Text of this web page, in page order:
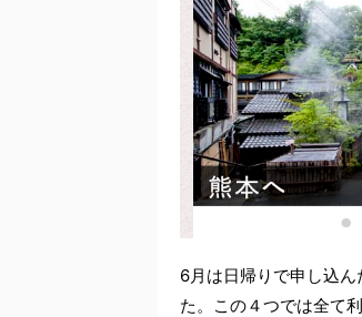
6月は日帰りで申し込
た。この４つでは全て